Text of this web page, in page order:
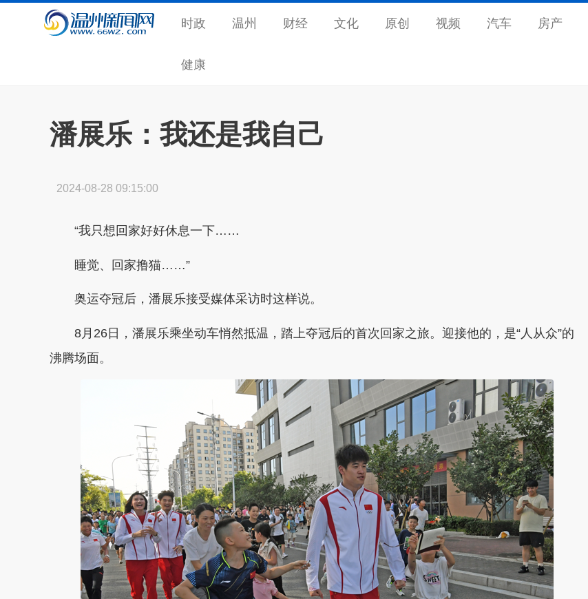
时政 温州 财经 文化 原创 视频 汽车 房产
健康
潘展乐：我还是我自己
2024-08-28 09:15:00
“我只想回家好好休息一下……
睡觉、回家撸猫……”
奥运夺冠后，潘展乐接受媒体采访时这样说。
8月26日，潘展乐乘坐动车悄然抵温，踏上夺冠后的首次回家之旅。迎接他的，是“人从众”的
沸腾场面。